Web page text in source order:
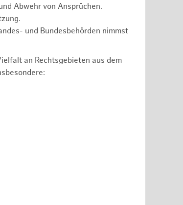
Abwehr von Ansprüchen.
und Bundesbehörden nimmst
an Rechtsgebieten aus dem